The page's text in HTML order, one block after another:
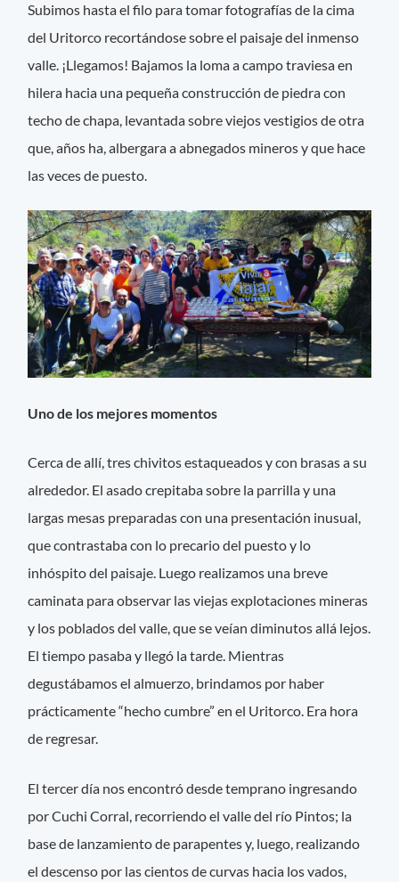
Subimos hasta el filo para tomar fotografías de la cima
del Uritorco recortándose sobre el paisaje del inmenso
valle. ¡Llegamos! Bajamos la loma a campo traviesa en
hilera hacia una pequeña construcción de piedra con
techo de chapa, levantada sobre viejos vestigios de otra
que, años ha, albergara a abnegados mineros y que hace
las veces de puesto.
Uno de los mejores momentos
Cerca de allí, tres chivitos estaqueados y con brasas a su
alrededor. El asado crepitaba sobre la parrilla y una
largas mesas preparadas con una presentación inusual,
que contrastaba con lo precario del puesto y lo
inhóspito del paisaje. Luego realizamos una breve
caminata para observar las viejas explotaciones mineras
y los poblados del valle, que se veían diminutos allá lejos.
El tiempo pasaba y llegó la tarde. Mientras
degustábamos el almuerzo, brindamos por haber
prácticamente “hecho cumbre” en el Uritorco. Era hora
de regresar.
El tercer día nos encontró desde temprano ingresando
por Cuchi Corral, recorriendo el valle del río Pintos; la
base de lanzamiento de parapentes y, luego, realizando
el descenso por las cientos de curvas hacia los vados,